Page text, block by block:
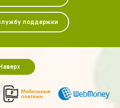
поддержки
Наверх